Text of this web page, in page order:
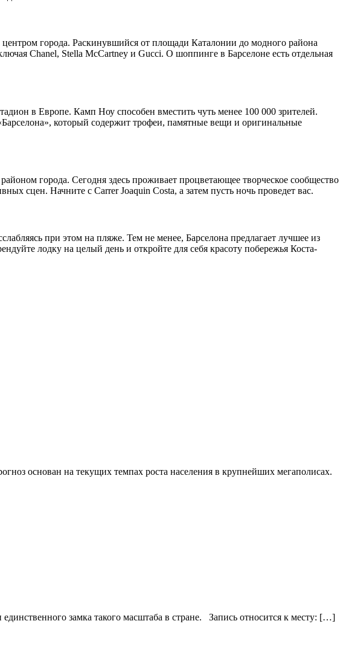
города. Раскинувшийся от площади Каталонии до модного района
Chanel, Stella McCartney и Gucci. О шоппинге в Барселоне есть отдельная
в Европе. Камп Ноу способен вместить чуть менее 100 000 зрителей.
который содержит трофеи, памятные вещи и оригинальные
города. Сегодня здесь проживает процветающее творческое сообщество
сцен. Начните с Carrer Joaquin Costa, а затем пусть ночь проведет вас.
при этом на пляже. Тем не менее, Барселона предлагает лучшее из
лодку на целый день и откройте для себя красоту побережья Коста-
основан на текущих темпах роста населения в крупнейших мегаполисах.
замка такого масштаба в стране. Запись относится к месту: […]